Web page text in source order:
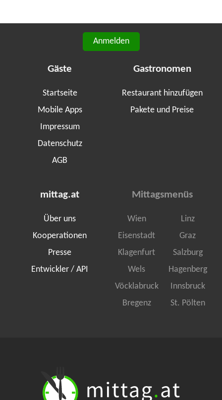
Anmelden
Gäste
Startseite
Mobile Apps
Impressum
Datenschutz
AGB
Gastronomen
Restaurant hinzufügen
Pakete und Preise
mittag.at
Über uns
Kooperationen
Presse
Entwickler / API
Mittagsmenüs
Wien
Linz
Eisenstadt
Graz
Klagenfurt
Salzburg
Wels
Hagenberg
Vöcklabruck
Innsbruck
Bregenz
St. Pölten